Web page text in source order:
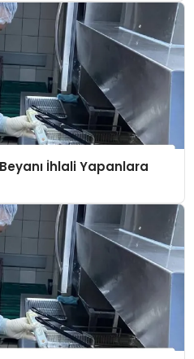
Beyanı İhlali Yapanlara